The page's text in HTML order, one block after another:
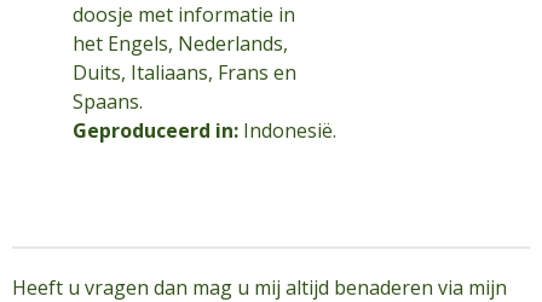
doosje met informatie in
het Engels, Nederlands,
Duits, Italiaans, Frans en
Spaans.
Geproduceerd in: Indonesië.
Heeft u vragen dan mag u mij altijd benaderen via mijn